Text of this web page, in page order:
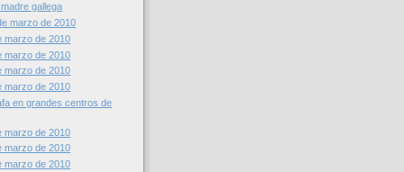
gallega
marzo de 2010
marzo de 2010
marzo de 2010
marzo de 2010
marzo de 2010
en grandes centros de
marzo de 2010
marzo de 2010
marzo de 2010